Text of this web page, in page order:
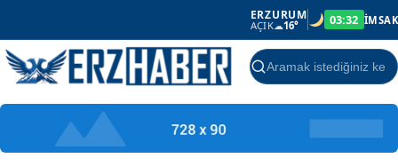
ERZURUM
AÇIK☁16° 03:32 İMSAK
Ara